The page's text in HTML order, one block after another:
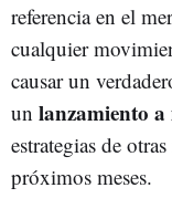
referencia en el
cualquier
causar un
un lanzamiento
estrategias de
próximos meses.